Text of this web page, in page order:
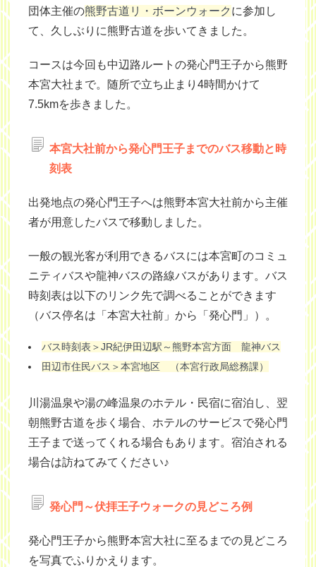
団体主催の熊野古道リ・ボーンウォーク に参加し
て、久しぶりに熊野古道を歩いてきました。
コースは今回も中辺路ルートの発心門王子から熊野
本宮大社まで。随所で立ち止まり4時間かけて
7.5kmを歩きました。
本宮大社前から発心門王子までのバス移動と時
刻表
出発地点の発心門王子へは熊野本宮大社前から主催
者が用意したバスで移動しました。
一般の観光客が利用できるバスには本宮町のコミュ
ニティバスや龍神バスの路線バスがあります。バス
時刻表は以下のリンク先で調べることができます
（バス停名は「本宮大社前」から「発心門」）。
バス時刻表＞JR紀伊田辺駅～熊野本宮方面 龍神バス
田辺市住民バス＞本宮地区 （本宮行政局総務課）
川湯温泉や湯の峰温泉のホテル・民宿に宿泊し、翌
朝熊野古道を歩く場合、ホテルのサービスで発心門
王子まで送ってくれる場合もあります。宿泊される
場合は訪ねてみてください♪
発心門～伏拝王子ウォークの見どころ例
発心門王子から熊野本宮大社に至るまでの見どころ
を写真でふりかえります。